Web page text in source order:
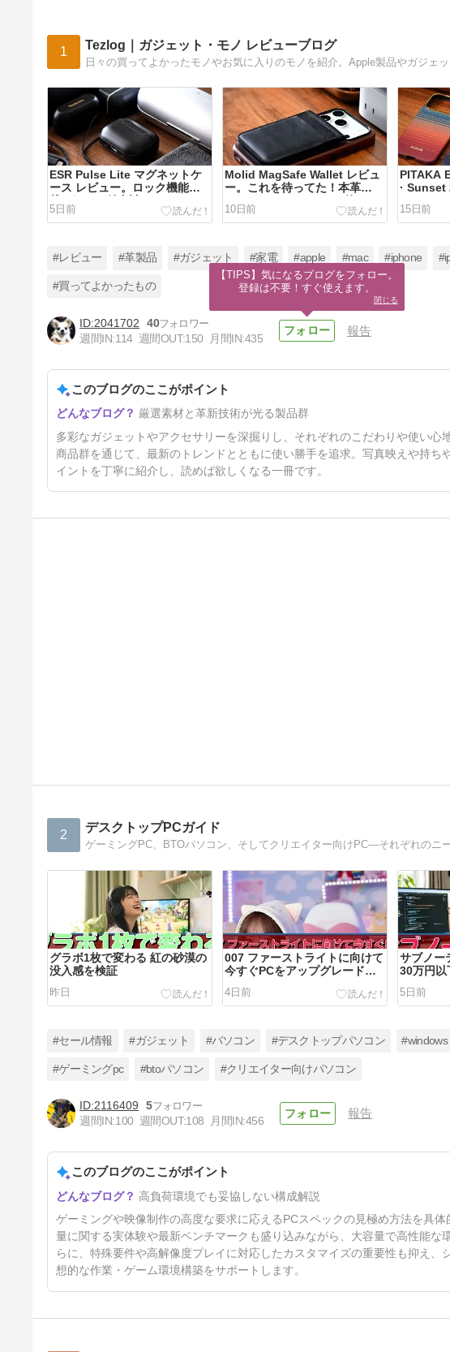
1 Tezlog｜ガジェット・モノ レビューブログ
ESR Pulse Lite マグネットケ
ース レビュー。ロック機能搭
載。細かな魅力詰まって2000
円台 AirPods Pro 3 ケース。
5日前
Molid MagSafe Wallet レビュ
ー。これを待ってた！本革
MagSafe カードケース兼スマ
ホスタンド。ヴィーガンレザー
などの合皮にはない魅力と使用
10日前
PITAKA
·
Dream
ラミドケ
スペシャ
15日前
MATECH のおすすめモバイル
バッテリー ・充電器・充電ケ
#レビュー #革製品 #ガジェット #家電 #apple #mac #iphone
#買ってよかったもの
2041702
40
週間IN:114 週間OUT:150 月間IN:435
報告
このブログのここがポイント
厳選素材と革新技術が光る製品群
多彩なガジェットやアクセサリーを深掘りし、それぞれのこだわりや使い
商品群を通じて、最新のトレンドとともに使い勝手を追求。写真映えや持
イントを丁寧に紹介し、読めば欲しくなる一冊です。
2 デスクトップPCガイド
グラボ1枚で変わる 紅の砂漠の
没入感を検証
昨日
007 ファーストライトに向けて
今すぐPCをアップグレードす
べき？
4日前
サブノー
30万円以
5日前
社会人ゲーマーに PRAGMATA
グラボは刺さるか？
#セール情報 #ガジェット #パソコン #デスクトップパソコン #windows
#ゲーミングpc #btoパソコン #クリエイター向けパソコン
2116409
5
週間IN:100 週間OUT:108 月間IN:456
報告
このブログのここがポイント
高負荷環境でも妥協しない構成解説
ゲーミングや映像制作の高度な要求に応えるPCスペックの見極め方法を具
量に関する実体験や最新ベンチマークも盛り込みながら、大容量で高性能な
らに、特殊要件や高解像度プレイに対応したカスタマイズの重要性も抑え
想的な作業・ゲーム環境構築をサポートします。
【TIPS】気になるブログをフォロー。
登録は不要！すぐ使えます。
閉じる